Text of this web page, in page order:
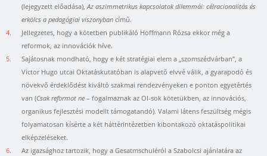
(lejegyzett előadása),Az aszimmetrikus kapcsolatok dilemmái: célracionalitás és
erkölcs a pedagógiai viszonyban című.
4.
Jellegzetes, hogy a kötetben publikáló Hoffmann Rózsa ekkor még a
reformok, az innovációk híve.
5.
Sajátosnak mondható, hogy e két stratégiai elem a „szomszédvárban”, a
Victor Hugo utcai Oktatáskutatóban is alapvető elvvé válik, a gyarapodó és
növekvő érdeklődést kiváltó szakmai rendezvényeken e ponton egyetértés
van (Csak reformot ne– fogalmaznak az OI-sok kötetükben, az innovációs,
organikus fejlesztési modellt támogatandó). Valami látens feszültség mégis
folyamatosan kísérte a két háttérintézetben kibontakozó oktatáspolitikai
elképzeléseket.
6.
Az igazsághoz tartozik, hogy a Gesatmschuléról a Szabolcsi ajánlatára az